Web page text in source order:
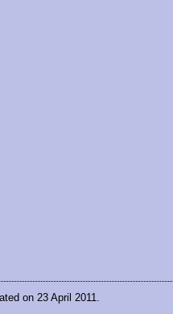
on 23 April 2011.